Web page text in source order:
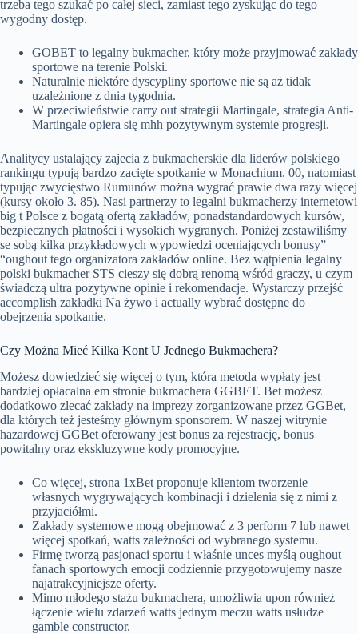
trzeba tego szukać po całej sieci, zamiast tego zyskując do tego
wygodny dostęp.
GOBET to legalny bukmacher, który może przyjmować zakłady
sportowe na terenie Polski.
Naturalnie niektóre dyscypliny sportowe nie są aż tidak
uzależnione z dnia tygodnia.
W przeciwieństwie carry out strategii Martingale, strategia Anti-
Martingale opiera się mhh pozytywnym systemie progresji.
Analitycy ustalający zajecia z bukmacherskie dla liderów polskiego
rankingu typują bardzo zacięte spotkanie w Monachium. 00, natomiast
typując zwycięstwo Rumunów można wygrać prawie dwa razy więcej
(kursy około 3. 85). Nasi partnerzy to legalni bukmacherzy internetowi
big t Polsce z bogatą ofertą zakładów, ponadstandardowych kursów,
bezpiecznych płatności i wysokich wygranych. Poniżej zestawiliśmy
se sobą kilka przykładowych wypowiedzi oceniających bonusy”
“oughout tego organizatora zakładów online. Bez wątpienia legalny
polski bukmacher STS cieszy się dobrą renomą wśród graczy, u czym
świadczą ultra pozytywne opinie i rekomendacje. Wystarczy przejść
accomplish zakładki Na żywo i actually wybrać dostępne do
obejrzenia spotkanie.
Czy Można Mieć Kilka Kont U Jednego Bukmachera?
Możesz dowiedzieć się więcej o tym, która metoda wypłaty jest
bardziej opłacalna em stronie bukmachera GGBET. Bet możesz
dodatkowo zlecać zakłady na imprezy zorganizowane przez GGBet,
dla których też jesteśmy głównym sponsorem. W naszej witrynie
hazardowej GGBet oferowany jest bonus za rejestrację, bonus
powitalny oraz ekskluzywne kody promocyjne.
Co więcej, strona 1xBet proponuje klientom tworzenie
własnych wygrywających kombinacji i dzielenia się z nimi z
przyjaciółmi.
Zakłady systemowe mogą obejmować z 3 perform 7 lub nawet
więcej spotkań, watts zależności od wybranego systemu.
Firmę tworzą pasjonaci sportu i właśnie unces myślą oughout
fanach sportowych emocji codziennie przygotowujemy nasze
najatrakcyjniejsze oferty.
Mimo młodego stażu bukmachera, umożliwia upon również
łączenie wielu zdarzeń watts jednym meczu watts usłudze
gamble constructor.